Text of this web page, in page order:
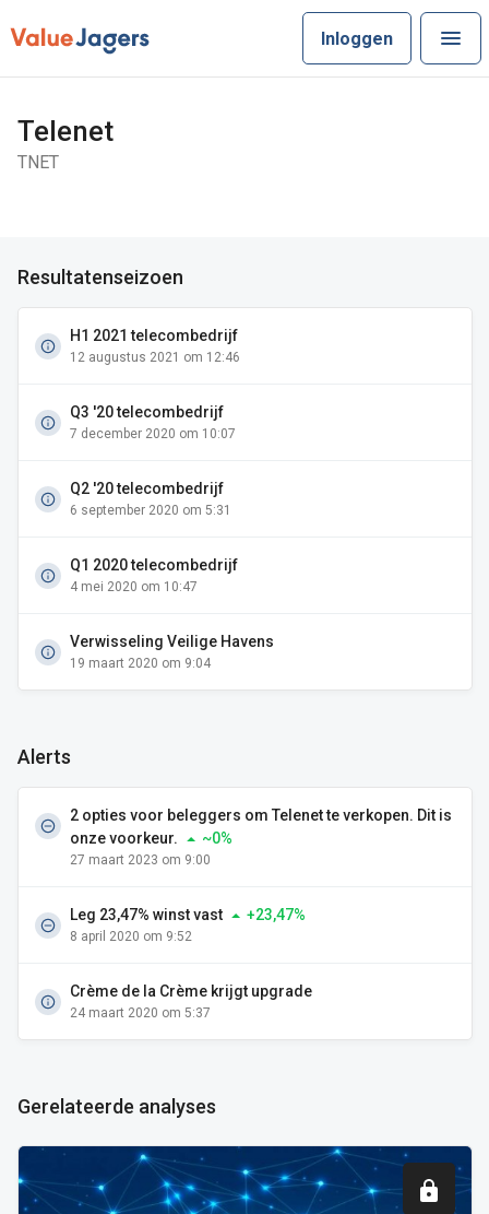
Inloggen
Telenet
TNET
Resultatenseizoen
H1 2021 telecombedrijf
12 augustus 2021 om 12:46
Q3 '20 telecombedrijf
7 december 2020 om 10:07
Q2 '20 telecombedrijf
6 september 2020 om 5:31
Q1 2020 telecombedrijf
4 mei 2020 om 10:47
Verwisseling Veilige Havens
19 maart 2020 om 9:04
Alerts
2 opties voor beleggers om Telenet te verkopen. Dit is
onze voorkeur.
~0%
27 maart 2023 om 9:00
Leg 23,47% winst vast +23,47%
8 april 2020 om 9:52
Crème de la Crème krijgt upgrade
24 maart 2020 om 5:37
Gerelateerde analyses